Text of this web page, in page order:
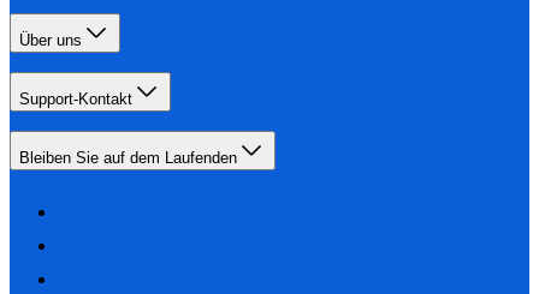
Über uns
Support-Kontakt
Bleiben Sie auf dem Laufenden